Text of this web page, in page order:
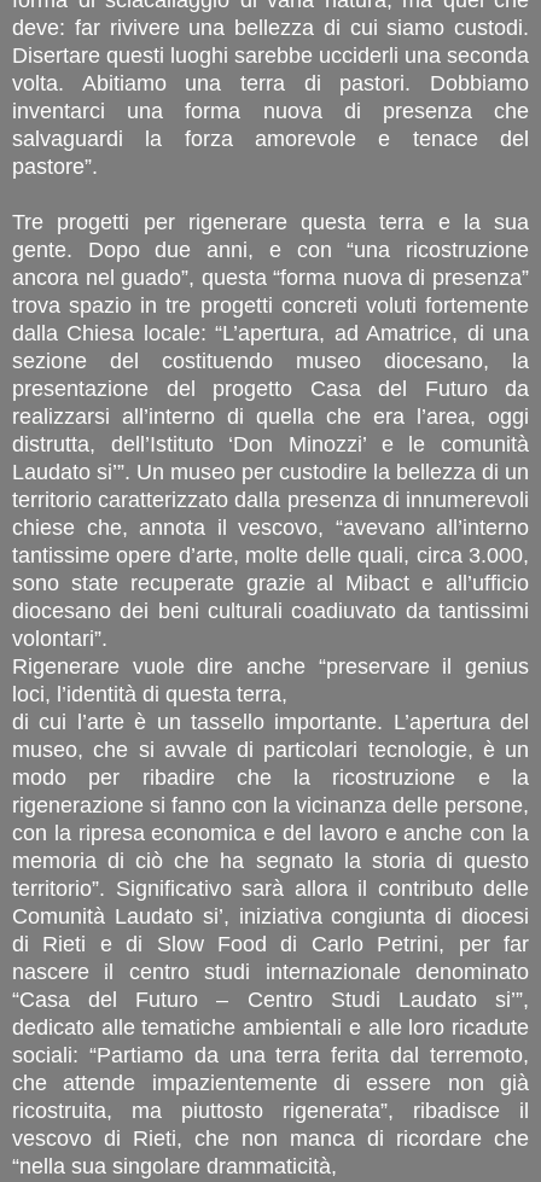
deve: far rivivere una bellezza di cui siamo custodi.
Disertare questi luoghi sarebbe ucciderli una seconda
volta. Abitiamo una terra di pastori. Dobbiamo
inventarci una forma nuova di presenza che
salvaguardi la forza amorevole e tenace del
pastore”.
Tre progetti per rigenerare questa terra e la sua
gente. Dopo due anni, e con “una ricostruzione
ancora nel guado”, questa “forma nuova di presenza”
trova spazio in tre progetti concreti voluti fortemente
dalla Chiesa locale: “L’apertura, ad Amatrice, di una
sezione del costituendo museo diocesano, la
presentazione del progetto Casa del Futuro da
realizzarsi all’interno di quella che era l’area, oggi
distrutta, dell’Istituto ‘Don Minozzi’ e le comunità
Laudato si’”. Un museo per custodire la bellezza di un
territorio caratterizzato dalla presenza di innumerevoli
chiese che, annota il vescovo, “avevano all’interno
tantissime opere d’arte, molte delle quali, circa 3.000,
sono state recuperate grazie al Mibact e all’ufficio
diocesano dei beni culturali coadiuvato da tantissimi
volontari”.
Rigenerare vuole dire anche “preservare il genius
loci, l’identità di questa terra,
di cui l’arte è un tassello importante. L’apertura del
museo, che si avvale di particolari tecnologie, è un
modo per ribadire che la ricostruzione e la
rigenerazione si fanno con la vicinanza delle persone,
con la ripresa economica e del lavoro e anche con la
memoria di ciò che ha segnato la storia di questo
territorio”. Significativo sarà allora il contributo delle
Comunità Laudato si’, iniziativa congiunta di diocesi
di Rieti e di Slow Food di Carlo Petrini, per far
nascere il centro studi internazionale denominato
“Casa del Futuro – Centro Studi Laudato si’”,
dedicato alle tematiche ambientali e alle loro ricadute
sociali: “Partiamo da una terra ferita dal terremoto,
che attende impazientemente di essere non già
ricostruita, ma piuttosto rigenerata”, ribadisce il
vescovo di Rieti, che non manca di ricordare che
“nella sua singolare drammaticità,